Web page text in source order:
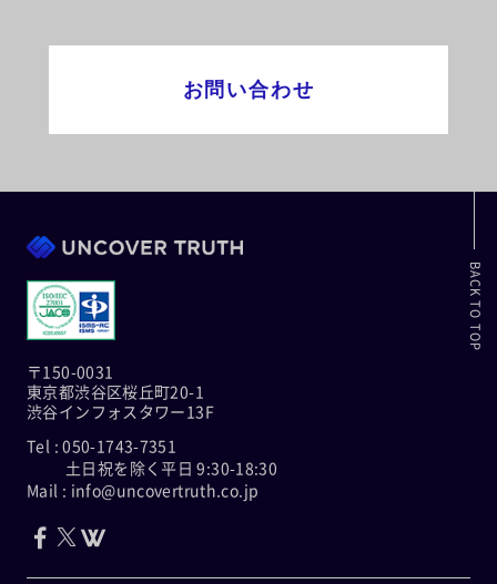
お問い合わせ
〒150-0031
東京都渋谷区桜丘町20-1
渋谷インフォスタワー13F
Tel : 050-1743-7351
土日祝を除く平日 9:30-18:30
Mail : info@uncovertruth.co.jp
BACK TO TOP